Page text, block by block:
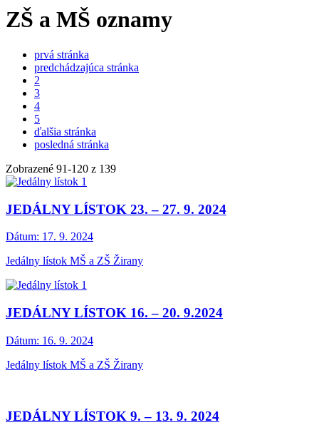
ZŠ a MŠ oznamy
prvá stránka
predchádzajúca stránka
2
3
4
5
ďalšia stránka
posledná stránka
Zobrazené 91-120 z 139
JEDÁLNY LÍSTOK 23. – 27. 9. 2024
Dátum: 17. 9. 2024
Jedálny lístok MŠ a ZŠ Žirany
JEDÁLNY LÍSTOK 16. – 20. 9.2024
Dátum: 16. 9. 2024
Jedálny lístok MŠ a ZŠ Žirany
JEDÁLNY LÍSTOK 9. – 13. 9. 2024